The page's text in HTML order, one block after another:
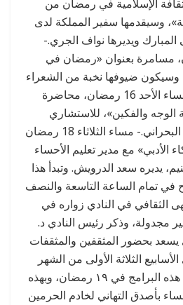
الإسلامية في رمضان من
وسيقدمها سفير المملكة لدى
ويديرها نواف الجري.-
11 رمضان، مسامرة بعنوان «رمضان في
وسيكون ضيوفها نخبة من الشعراء
والأدباء في الأحساء. – مساء الأحد 16 رمضان، محاضرة
والفكين»، للاستشاري
الدكتور محمد بن حسين البحراني.- مساء الثلاثاء 18 رمضان
الأدبي» مع مدير تعليم الأحساء
يديره سعد الدرويش. وتبدأ هذا
في تمام الساعة التاسعة والنصف
الثقافي في النادي زواره في
مجدولة، وذكر رئيس النادي د.
بحضور المثقفين والمثقفات
الثلاثة الأولى من الشهر
الكريم، إذ سينهي النادي هذه البرامج في ١٩ رمضان، وبهذه
بأصدق التهاني لخادم الحرمين